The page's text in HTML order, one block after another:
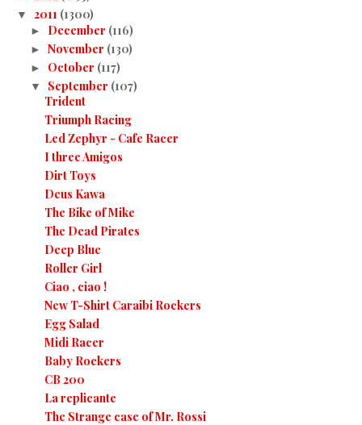
▼ 2011 (1300)
► December (116)
► November (130)
► October (117)
▼ September (107)
Trident
Triumph Racing
Led Zephyr - Cafe Racer
I three Amigos
Dirt Toys
Deus Kawa
The Bike of Mike
The Dead Pirates
Deep Blue
Roller Girl
Ciao , ciao !
New T-Shirt Caraibi Rockers
Egg Salad
Midi Racer
Baby Rockers
CB 200
La replicante
The Strange case of Mr. Rossi